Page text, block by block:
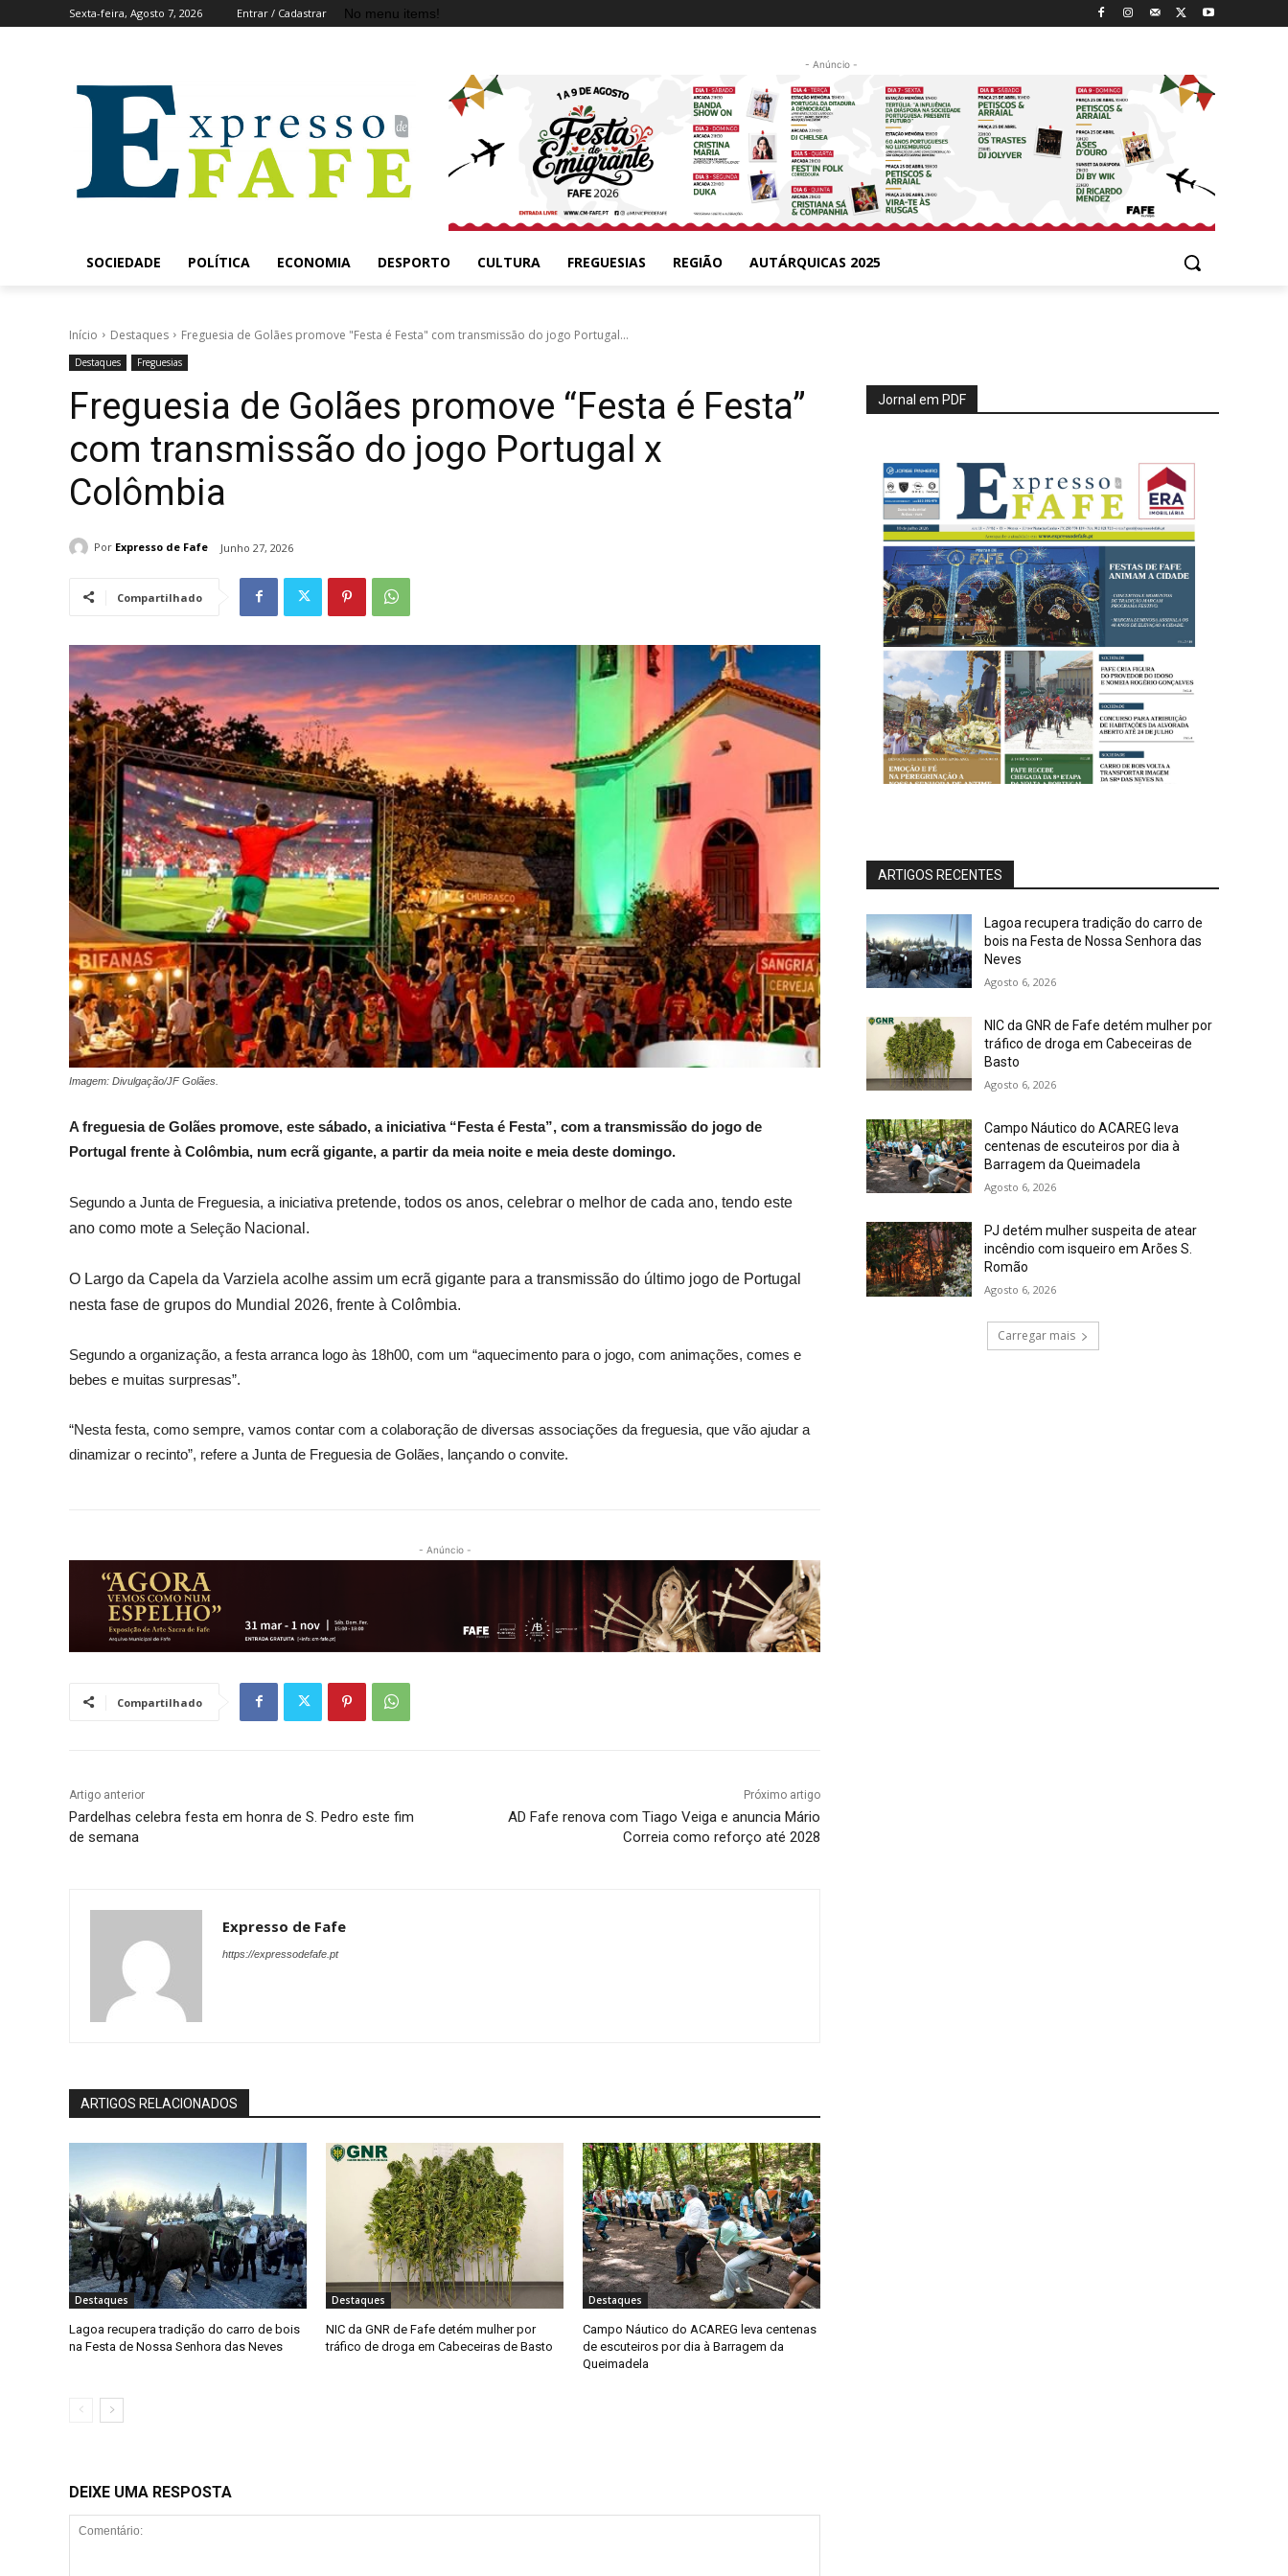
Sexta-feira, Agosto 7, 2026 Entrar / Cadastrar No menu items!
- Anúncio -
SOCIEDADE POLÍTICA ECONOMIA DESPORTO CULTURA FREGUESIAS REGIÃO AUTÁRQUICAS 2025
Início Destaques Freguesia de Golães promove "Festa é Festa" com transmissão do jogo Portugal...
Destaques Freguesias
Freguesia de Golães promove “Festa é Festa”
com transmissão do jogo Portugal x
Colômbia
Por Expresso de Fafe Junho 27, 2026
Compartilhado
Imagem: Divulgação/JF Golães.
A freguesia de Golães promove, este sábado, a iniciativa “Festa é Festa”, com a transmissão do jogo de
Portugal frente à Colômbia, num ecrã gigante, a partir da meia noite e meia deste domingo.
Segundo a Junta de Freguesia, a iniciativa pretende, todos os anos, celebrar o melhor de cada ano, tendo este
ano como mote a Seleção Nacional.
O Largo da Capela da Varziela acolhe assim um ecrã gigante para a transmissão do último jogo de Portugal
nesta fase de grupos do Mundial 2026, frente à Colômbia.
Segundo a organização, a festa arranca logo às 18h00, com um “aquecimento para o jogo, com animações, comes e
bebes e muitas surpresas”.
“Nesta festa, como sempre, vamos contar com a colaboração de diversas associações da freguesia, que vão ajudar a
dinamizar o recinto”, refere a Junta de Freguesia de Golães, lançando o convite.
- Anúncio -
Compartilhado
Artigo anterior
Pardelhas celebra festa em honra de S. Pedro este fim
de semana
Próximo artigo
AD Fafe renova com Tiago Veiga e anuncia Mário
Correia como reforço até 2028
Expresso de Fafe
https://expressodefafe.pt
ARTIGOS RELACIONADOS
Destaques
Lagoa recupera tradição do carro de bois
na Festa de Nossa Senhora das Neves
Destaques
NIC da GNR de Fafe detém mulher por
tráfico de droga em Cabeceiras de Basto
Destaques
Campo Náutico do ACAREG leva centenas
de escuteiros por dia à Barragem da
Queimadela
DEIXE UMA RESPOSTA
Jornal em PDF
ARTIGOS RECENTES
Lagoa recupera tradição do carro de
bois na Festa de Nossa Senhora das
Neves
Agosto 6, 2026
NIC da GNR de Fafe detém mulher por
tráfico de droga em Cabeceiras de
Basto
Agosto 6, 2026
Campo Náutico do ACAREG leva
centenas de escuteiros por dia à
Barragem da Queimadela
Agosto 6, 2026
PJ detém mulher suspeita de atear
incêndio com isqueiro em Arões S.
Romão
Agosto 6, 2026
Carregar mais